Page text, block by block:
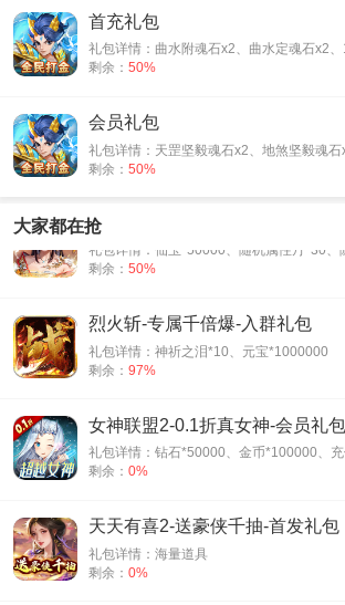
首充礼包
剩余： 50%
会员礼包
剩余： 50%
大家都在抢天之命-爆爽红颜0.05折-会员礼包
剩余： 50%
烈火斩-专属千倍爆-入群礼包
礼包详情：神祈之泪*10、元宝*1000000
剩余： 97%
女神联盟2-0.1折真女神-会员礼包
剩余： 0%
天天有喜2-送豪侠千抽-首发礼包
礼包详情：海量道具
剩余： 0%